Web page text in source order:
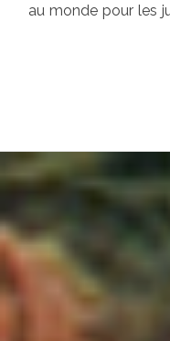
au monde pour les